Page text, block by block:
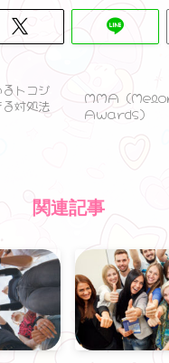
トコジ
対処法
MMA（
Awards）
関連記事